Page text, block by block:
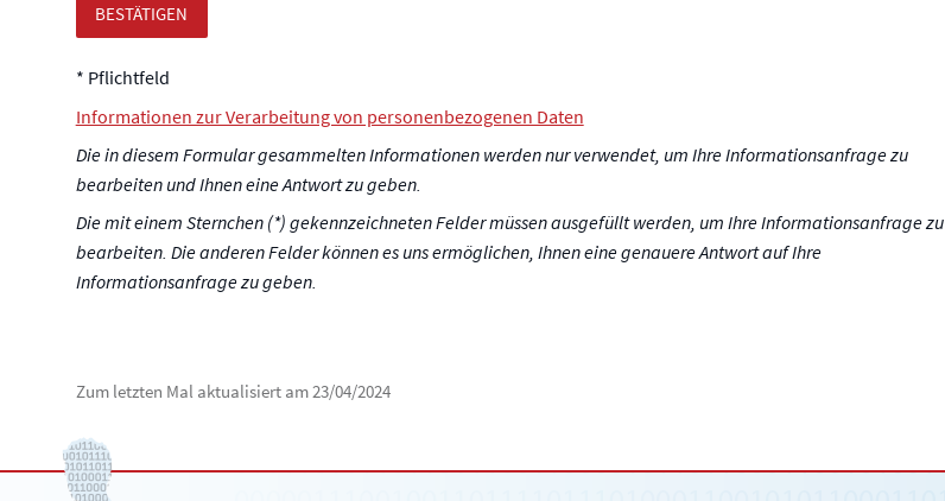
BESTÄTIGEN
* Pflichtfeld
Informationen zur Verarbeitung von personenbezogenen Daten
Die in diesem Formular gesammelten Informationen werden nur verwendet, um Ihre Informationsanfrage zu
bearbeiten und Ihnen eine Antwort zu geben.
Die mit einem Sternchen (*) gekennzeichneten Felder müssen ausgefüllt werden, um Ihre Informationsanfrage zu
bearbeiten. Die anderen Felder können es uns ermöglichen, Ihnen eine genauere Antwort auf Ihre
Informationsanfrage zu geben.
Zum letzten Mal aktualisiert am23/04/2024